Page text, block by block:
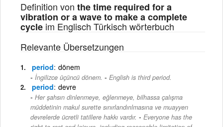
Definition von the time required for a
vibration or a wave to make a complete
cycle im Englisch Türkisch wörterbuch
Relevante Übersetzungen
period dönem
İngilizce üçüncü dönem. - English is third period.
period devre
Her şahsın dinlenmeye, eğlenmeye, bilhassa çalışma
müddetinin makul surette sınırlandırılmasına ve muayyen
devrelerde ücretli tatillere hakkı vardır. - Everyone has the